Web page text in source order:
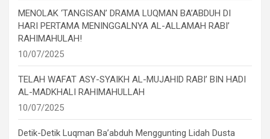
MENOLAK ‘TANGISAN’ DRAMA LUQMAN BA’ABDUH DI
HARI PERTAMA MENINGGALNYA AL-ALLAMAH RABI’
RAHIMAHULAH!
10/07/2025
TELAH WAFAT ASY-SYAIKH AL-MUJAHID RABI’ BIN HADI
AL-MADKHALI RAHIMAHULLAH
10/07/2025
Detik-Detik Luqman Ba’abduh Menggunting Lidah Dusta